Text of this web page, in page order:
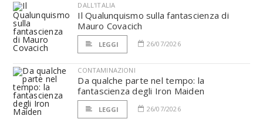
DALL'ITALIA
Il Qualunquismo sulla fantascienza di
Mauro Covacich
LEGGI 26/07/2026
CONTAMINAZIONI
Da qualche parte nel tempo: la
fantascienza degli Iron Maiden
LEGGI 26/07/2026